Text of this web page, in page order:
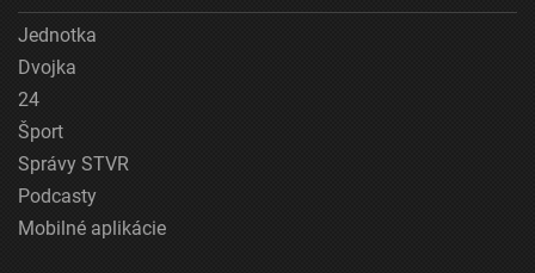
Jednotka
Dvojka
24
Šport
Správy STVR
Podcasty
Mobilné aplikácie